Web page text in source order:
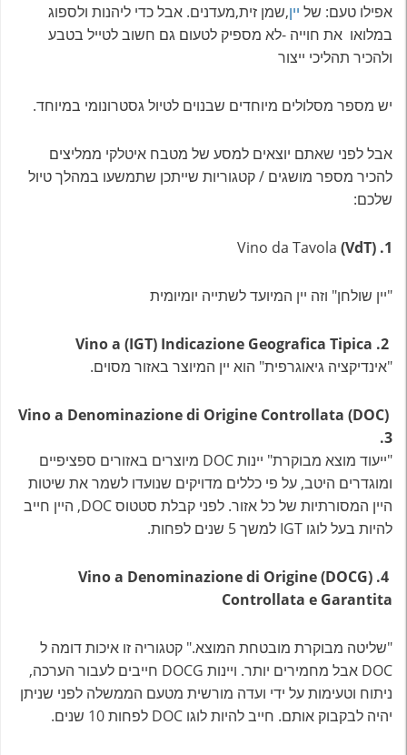
אפילו טעם: של יין,שמן זית,מעדנים. אבל כדי ליהנות ולספוג
במלואו את חוייה -לא מספיק לטעום גם חשוב לטייל בטבע
ולהכיר תהליכי ייצור
יש מספר מסלולים מיוחדים שבנוים לטיול גסטרונומי במיוחד.
אבל לפני שאתם יוצאים למסע של מטבח איטלקי ממליצים
להכיר מספר מושגים / קטגוריות שייתכן שתמשעו במהלך טיול
שלכם:
Vino da Tavola (VdT) .1
"יין שולחן" וזה יין המיועד לשתייה יומיומית
"אינדיקציה גיאוגרפית" הוא יין המיוצר באזור מסוים.
Vino a Denominazione di Origine Controllata (DOC)
.3
"ייעוד מוצא מבוקרת" יינות DOC מיוצרים באזורים ספציפיים
ומוגדרים היטב, על פי כללים מדויקים שנועדו לשמר את שיטות
היין המסורתיות של כל אזור. לפני קבלת סטטוס DOC, היין חייב
להיות בעל לוגו IGT למשך 5 שנים לפחות.
4. (DOCG) Vino a Denominazione di Origine
Controllata e Garantita
"שליטה מבוקרת מובטחת המוצא." קטגוריה זו איכות דומה ל
DOC אבל מחמירים יותר. ויינות DOCG חייבים לעבור הערכה,
ניתוח וטעימות על ידי ועדה מורשית מטעם הממשלה לפני שניתן
יהיה לבקבוק אותם. חייב להיות לוגו DOC לפחות 10 שנים.